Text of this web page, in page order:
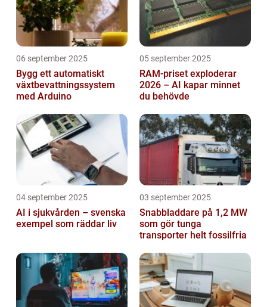
06 september 2025
Bygg ett automatiskt
växtbevattningssystem
med Arduino
05 september 2025
RAM-priset exploderar
2026 – AI kapar minnet
du behövde
04 september 2025
AI i sjukvården – svenska
exempel som räddar liv
03 september 2025
Snabbladdare på 1,2 MW
som gör tunga
transporter helt fossilfria